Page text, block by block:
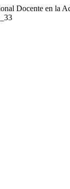
Docente en la